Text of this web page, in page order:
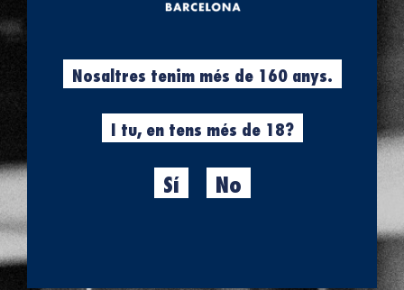
Nosaltres tenim més de 160 anys.
I tu, en tens més de 18?
Sí No